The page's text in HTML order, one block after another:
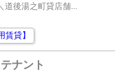
道後湯之町貸店舗...
賃貸】
ナント